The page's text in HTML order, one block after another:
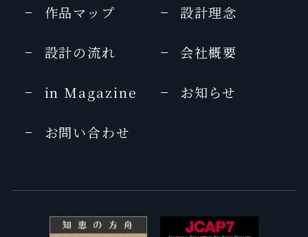
作品マップ 設計理念
設計の流れ 会社概要
in Magazine お知らせ
お問い合わせ